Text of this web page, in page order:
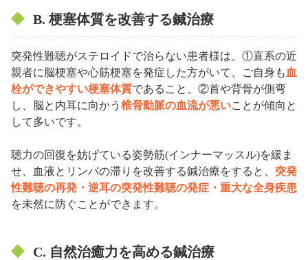
B. 梗塞体質を改善する鍼治療
突発性難聴がステロイドで治らない患者様は、①直系の近
親者に脳梗塞や心筋梗塞を発症した方がいて、ご自身も血
栓ができやすい梗塞体質であること、②首や背骨が側弯
し、脳と内耳に向かう 椎骨動脈の血流が悪いことが傾向と
して多いです。
聴力の回復を妨げている姿勢筋(インナーマッスル)を緩ま
せ、血液とリンパの滞りを改善する鍼治療をすると、 突発
性難聴の再発・逆耳の突発性難聴の発症・重大な全身疾患
を未然に防ぐことができます。
C. 自然治癒力を高める鍼治療